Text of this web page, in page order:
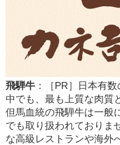
飛騨牛 ：［PR］日本有
中でも、最も上質な肉質
但馬血統の飛騨牛は一般
でも取り扱われておりま
な高級レストランや海外